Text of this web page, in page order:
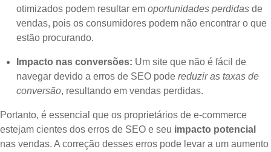
otimizados podem resultar emoportunidades perdidas de
vendas, pois os consumidores podem não encontrar o que
estão procurando.
Impacto nas conversões: Um site que não é fácil de
navegar devido a erros de SEO podereduzir as taxas de
conversão, resultando em vendas perdidas.
Portanto, é essencial que os proprietários de e-commerce
estejam cientes dos erros de SEO e seu impacto potencial
nas vendas. A correção desses erros pode levar a um aumento